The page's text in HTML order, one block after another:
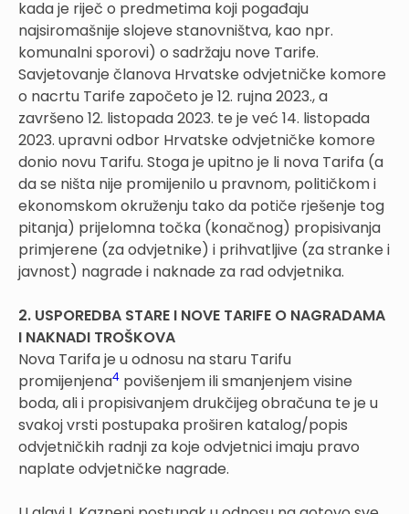
kada je riječ o predmetima koji pogađaju
najsiromašnije slojeve stanovništva, kao npr.
komunalni sporovi) o sadržaju nove Tarife.
Savjetovanje članova Hrvatske odvjetničke komore
o nacrtu Tarife započeto je 12. rujna 2023., a
završeno 12. listopada 2023. te je već 14. listopada
2023. upravni odbor Hrvatske odvjetničke komore
donio novu Tarifu. Stoga je upitno je li nova Tarifa (a
da se ništa nije promijenilo u pravnom, političkom i
ekonomskom okruženju tako da potiče rješenje tog
pitanja) prijelomna točka (konačnog) propisivanja
primjerene (za odvjetnike) i prihvatljive (za stranke i
javnost) nagrade i naknade za rad odvjetnika.
2. USPOREDBA STARE I NOVE TARIFE O NAGRADAMA
I NAKNADI TROŠKOVA
Nova Tarifa je u odnosu na staru Tarifu
promijenjena4 povišenjem ili smanjenjem visine
boda, ali i propisivanjem drukčijeg obračuna te je u
svakoj vrsti postupaka proširen katalog/popis
odvjetničkih radnji za koje odvjetnici imaju pravo
naplate odvjetničke nagrade.